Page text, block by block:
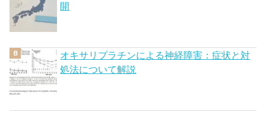
開
オキサリプラチンによる神経障害：症状と対
処法について解説